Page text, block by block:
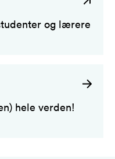
og lærere
hele verden!